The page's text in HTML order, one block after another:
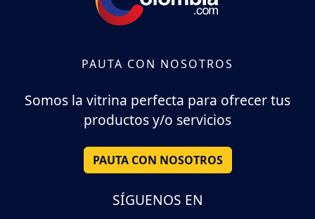
PAUTA CON NOSOTROS
Somos la vitrina perfecta para ofrecer tus
productos y/o servicios
PAUTA CON NOSOTROS
SÍGUENOS EN